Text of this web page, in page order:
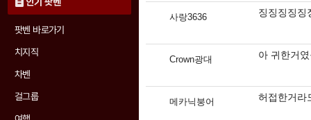
인기 팟벤
팟벤 바로가기
치지직
차벤
걸그룹
사랑3636 징징징징징
Crown광대 아 귀한거
메카닉붕어 허접한거라